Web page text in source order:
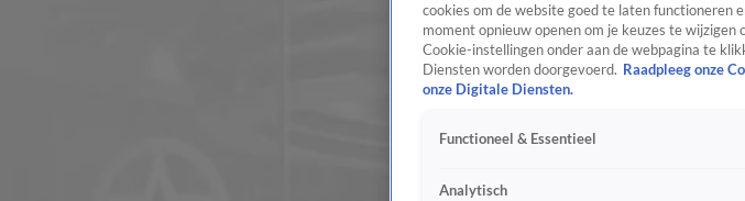
cookies om de website goed te laten functioneren
moment opnieuw openen om je keuzes te
Cookie-instellingen onder aan de webpagina te
Diensten worden doorgevoerd. Raadpleeg onze
onze Digitale Diensten.
Functioneel & Essentieel
Analytisch